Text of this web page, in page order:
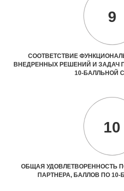
9
СООТВЕТСТВИЕ
ВНЕДРЕННЫХ РЕШЕНИЙ И ЗАДАЧ
10-БАЛЛЬНОЙ
10
ОБЩАЯ УДОВЛЕТВОРЕННОСТЬ
ПАРТНЕРА, БАЛЛОВ ПО